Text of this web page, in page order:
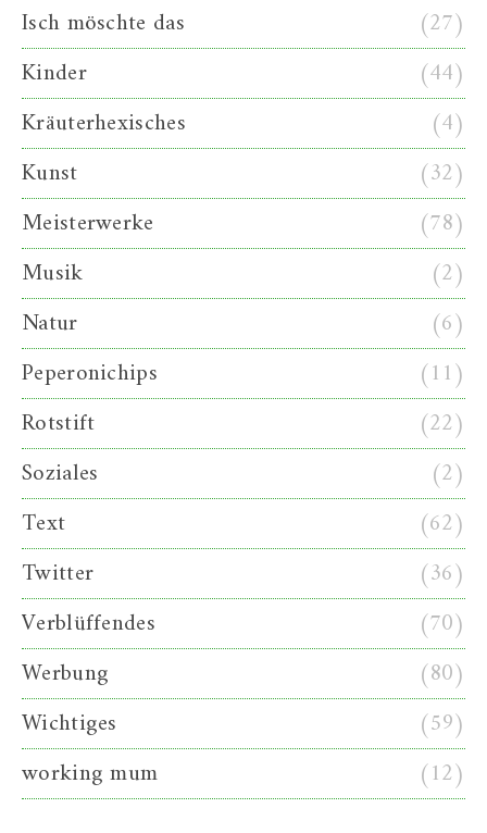
Isch möschte das
(27)
Kinder
(44)
Kräuterhexisches
(4)
Kunst
(32)
Meisterwerke
(78)
Musik
(2)
Natur
(6)
Peperonichips
(11)
Rotstift
(22)
Soziales
(2)
Text
(62)
Twitter
(36)
Verblüffendes
(70)
Werbung
(80)
Wichtiges
(59)
working mum
(12)